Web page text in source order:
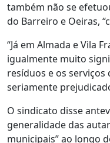
também não se
do Barreiro e Oeiras,
“Já em Almada e Vila
igualmente muito
resíduos e os
seriamente
O sindicato disse
generalidade das
municipais” ao longo